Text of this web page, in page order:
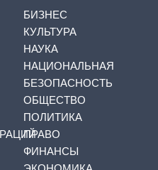
БИЗНЕС
КУЛЬТУРА
НАУКА
НАЦИОНАЛЬНАЯ
БЕЗОПАСНОСТЬ
ОБЩЕСТВО
ПОЛИТИКА
ПРАВО
ФИНАНСЫ